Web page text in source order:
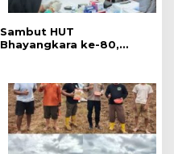
Sambut HUT
Bhayangkara ke-80,
Massal dan Pemeriksaan
Kesehatan Gratis